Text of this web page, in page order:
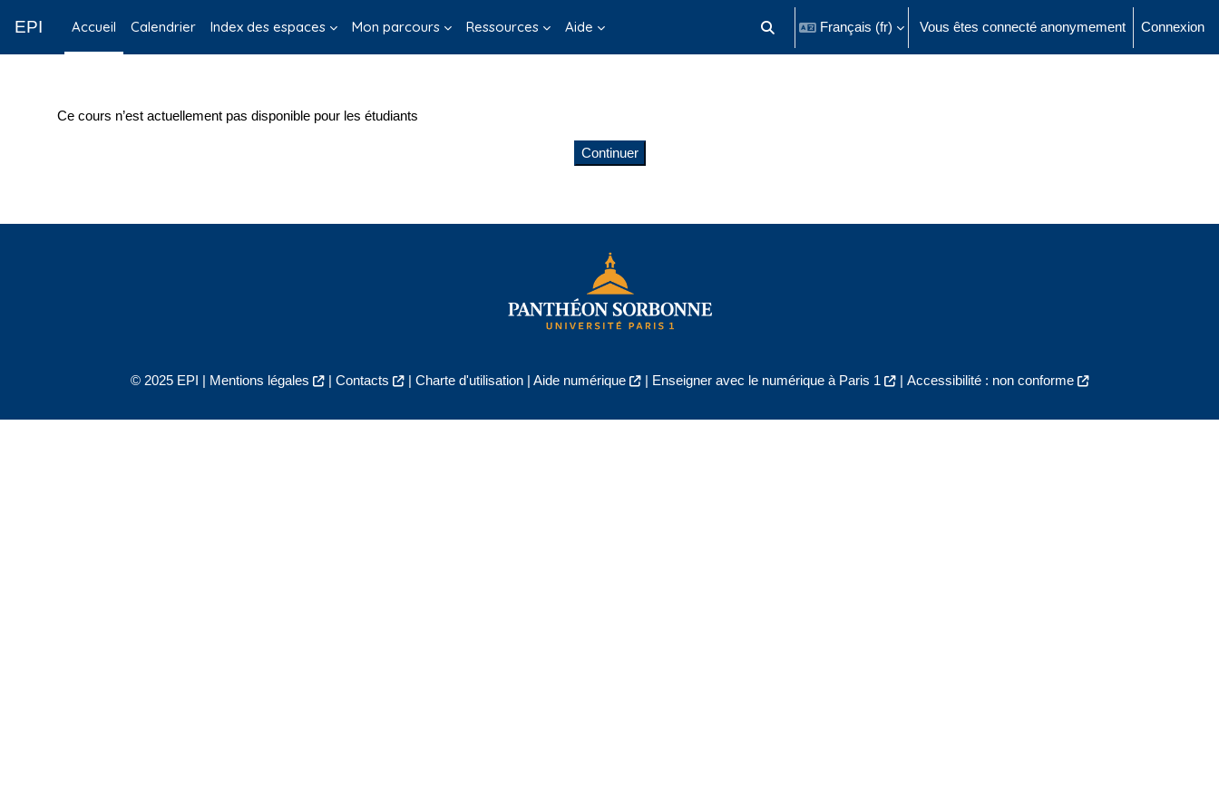
EPI Accueil Calendrier Index des espaces Mon parcours Ressources Aide Activer/désactiver la saisie de recherche
Français ‎(fr)‎ Vous êtes connecté anonymement Connexion
Ce cours n’est actuellement pas disponible pour les étudiants
Continuer
© 2025 EPI | Mentions légales | Contacts | Charte d'utilisation| Aide numérique | Enseigner avec le numérique à Paris 1 | Accessibilité : non conforme